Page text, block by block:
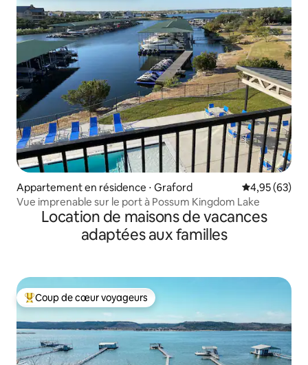
Appartement en résidence ⋅ Graford Évaluation
4,95 (63)
Vue imprenable sur le port à Possum Kingdom Lake
Location de maisons de vacances
adaptées aux familles
Coups de cœur voyageurs les plus appréciés
Coup de cœur voyageurs